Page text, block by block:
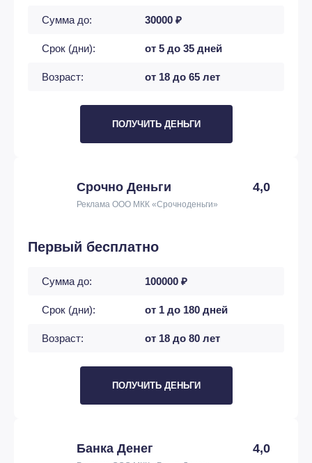
Сумма до: 30000 ₽
Срок (дни): от 5 до 35 дней
Возраст: от 18 до 65 лет
ПОЛУЧИТЬ ДЕНЬГИ
Срочно Деньги 4,0
Реклама ООО МКК «Срочноденьги»
Первый бесплатно
Сумма до: 100000 ₽
Срок (дни): от 1 до 180 дней
Возраст: от 18 до 80 лет
ПОЛУЧИТЬ ДЕНЬГИ
Банка Денег 4,0